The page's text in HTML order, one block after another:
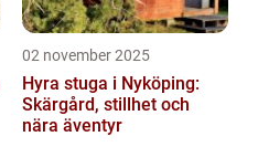
02 november 2025
Hyra stuga i Nyköping:
Skärgård, stillhet och
nära äventyr